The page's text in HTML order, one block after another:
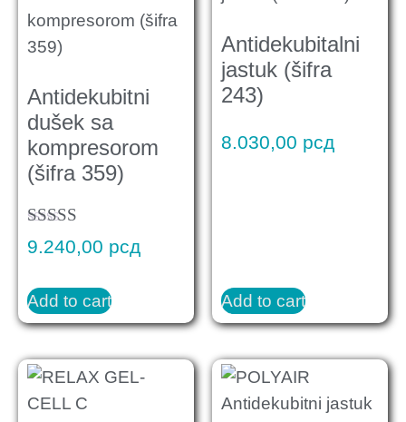
Antidekubitni
dušek sa
kompresorom
(šifra 359)
Rated
5.00
9.240,00 рсд
Add to cart
Antidekubitalni
jastuk (šifra
243)
8.030,00 рсд
Add to cart